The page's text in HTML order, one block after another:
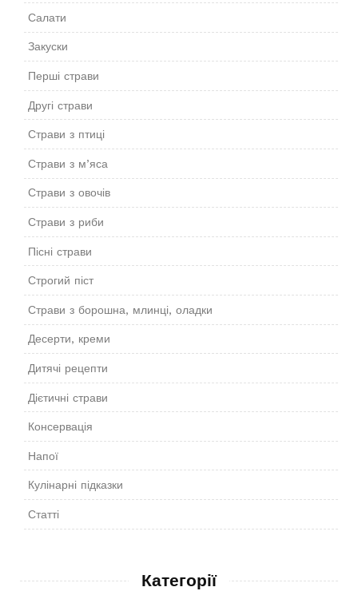
Салати
Закуски
Перші страви
Другі страви
Страви з птиці
Страви з м’яса
Страви з овочів
Страви з риби
Пісні страви
Строгий піст
Страви з борошна, млинці, оладки
Десерти, креми
Дитячі рецепти
Дієтичні страви
Консервація
Напої
Кулінарні підказки
Статті
Категорії